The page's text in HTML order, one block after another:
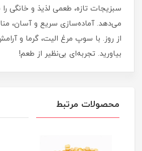
سبزیجات تازه، طعمی لذیذ و خانگی
می‌دهد. آماده‌سازی سریع و آسان،
از روز. با سوپ مرغ الیت، گرما و
بیاورید. تجربه‌ای بی‌نظیر از طعم!
محصولات مرتبط